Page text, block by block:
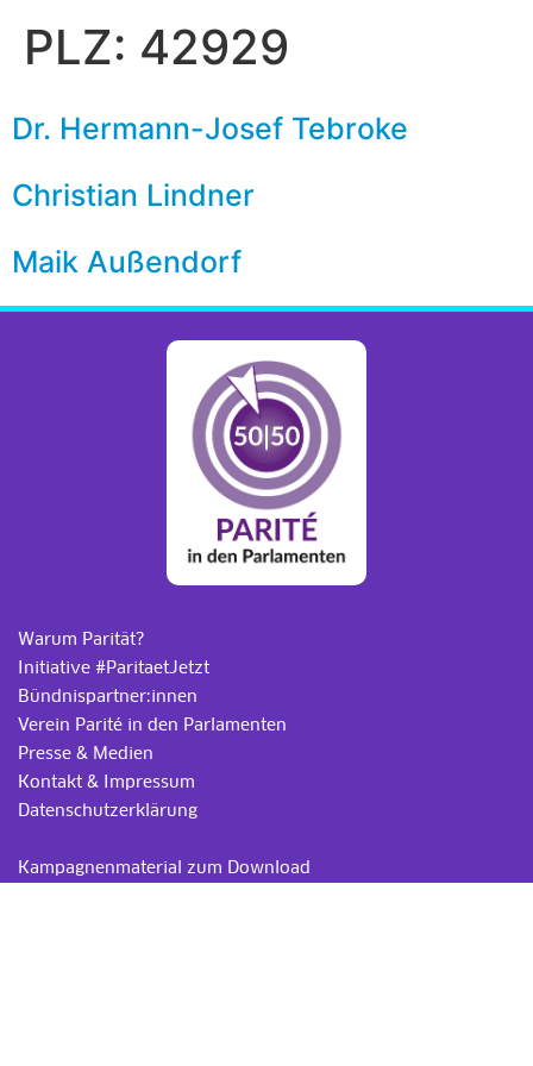
PLZ: 42929
Dr. Hermann-Josef Tebroke
Christian Lindner
Maik Außendorf
Warum Parität?
Initiative #ParitaetJetzt
Bündnispartner:innen
Verein Parité in den Parlamenten
Presse & Medien
Kontakt & Impressum
Datenschutzerklärung
Kampagnenmaterial zum Download